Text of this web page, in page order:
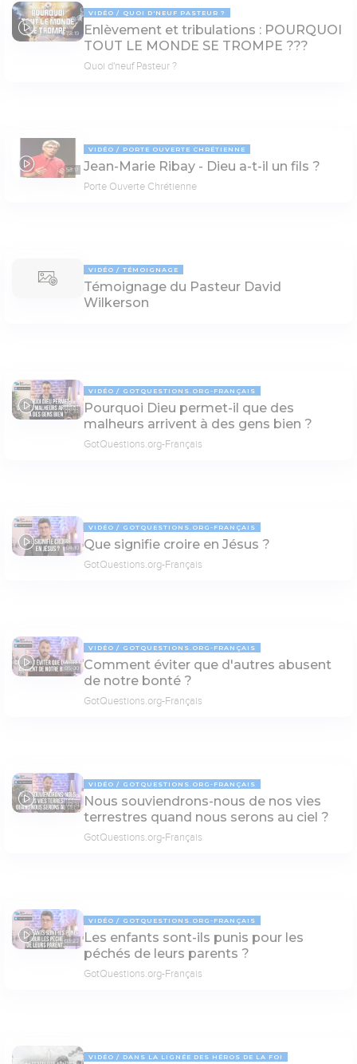
78:19
VIDÉO QUOI D'NEUF PASTEUR ?
Enlèvement et tribulations : POURQUOI
TOUT LE MONDE SE TROMPE ???
Quoi d'neuf Pasteur ?
53:17
VIDÉO PORTE OUVERTE CHRÉTIENNE
Jean-Marie Ribay - Dieu a-t-il un fils ?
Porte Ouverte Chrétienne
VIDÉO TÉMOIGNAGE
Témoignage du Pasteur David
Wilkerson
03:33
VIDÉO GOTQUESTIONS.ORG-FRANÇAIS
Pourquoi Dieu permet-il que des
malheurs arrivent à des gens bien ?
GotQuestions.org-Français
04:10
VIDÉO GOTQUESTIONS.ORG-FRANÇAIS
Que signifie croire en Jésus ?
GotQuestions.org-Français
05:00
VIDÉO GOTQUESTIONS.ORG-FRANÇAIS
Comment éviter que d'autres abusent
de notre bonté ?
GotQuestions.org-Français
02:31
VIDÉO GOTQUESTIONS.ORG-FRANÇAIS
Nous souviendrons-nous de nos vies
terrestres quand nous serons au ciel ?
GotQuestions.org-Français
03:22
VIDÉO GOTQUESTIONS.ORG-FRANÇAIS
Les enfants sont-ils punis pour les
péchés de leurs parents ?
GotQuestions.org-Français
VIDÉO DANS LA LIGNÉE DES HÉROS DE LA FOI